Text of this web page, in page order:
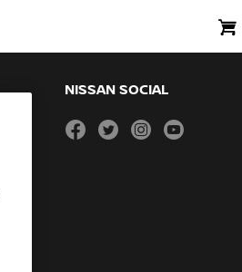
NISSAN SOCIAL
facebooktwitterinstagramyoutube